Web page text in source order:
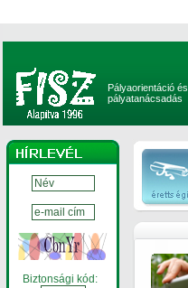
Pályaorientáció és
pályatanácsadás
Biztonsági kód: